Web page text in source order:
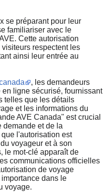
se préparant pour leur
familiariser avec le
Cette autorisation
respectent les
ainsi leur entrée au
, les demandeurs
ligne sécurisé, fournissant
telles que les détails
et les informations du
AVE Canada" est crucial
demande et de la
l'autorisation est
voyageur et à son
le mot-clé apparaît de
communications officielles
de voyage
dans le
voyage.